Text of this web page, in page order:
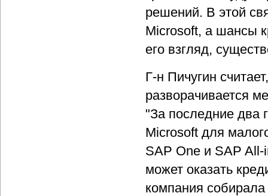
решений. В этой
Microsoft, а шансы
его взгляд,
Г-н Пичугин
разворачивается
"За последние два
Microsoft для
SAP One и SAP All-
может оказать
компания